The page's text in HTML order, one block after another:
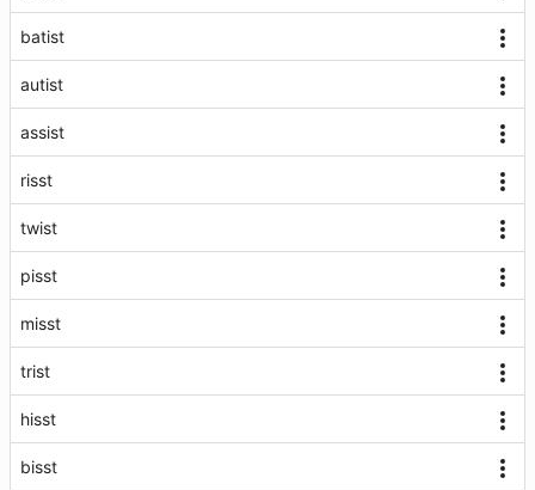
batist
autist
assist
risst
twist
pisst
misst
trist
hisst
bisst